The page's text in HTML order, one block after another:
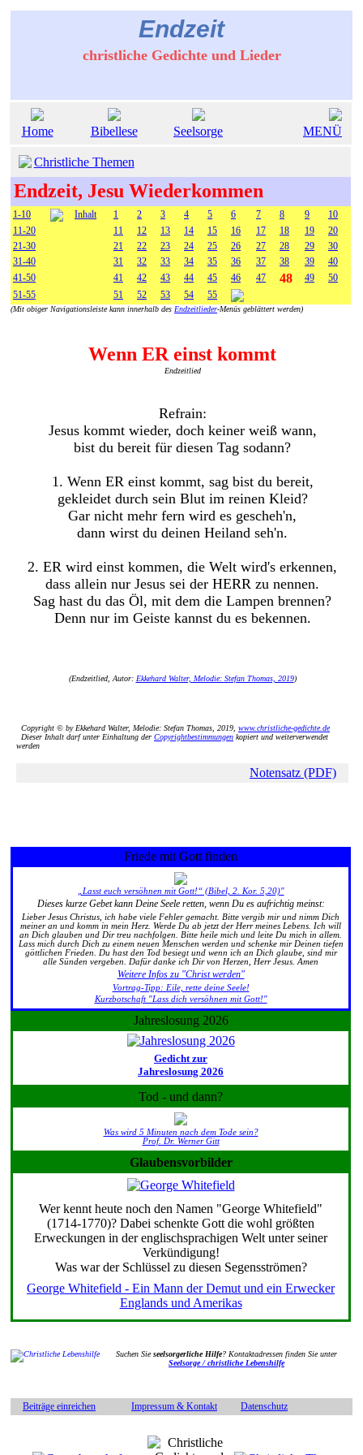
Endzeit
christliche Gedichte und Lieder
Home Bibellese Seelsorge MENÜ
Christliche Themen
Endzeit, Jesu Wiederkommen
1-10 Inhalt 1 2 3 4 5 6 7 8 9
10
11-20
11 12 13 14 15 16 17 18 19
20
21-30
21 22 23 24 25 26 27 28 29
30
31-40
31 32 33 34 35 36 37 38 39
40
41-50
41 42 43 44 45 46 47 48 49
50
51-55
51 52 53 54 55
(Mit obiger Navigationsleiste kann innerhalb des Endzeitlieder-Menüs geblättert werden)
Wenn ER einst kommt
Endzeitlied
Refrain:
Jesus kommt wieder, doch keiner weiß wann,
bist du bereit für diesen Tag sodann?
1. Wenn ER einst kommt, sag bist du bereit,
gekleidet durch sein Blut im reinen Kleid?
Gar nicht mehr fern wird es gescheh'n,
dann wirst du deinen Heiland seh'n.
2. ER wird einst kommen, die Welt wird's erkennen,
dass allein nur Jesus sei der HERR zu nennen.
Sag hast du das Öl, mit dem die Lampen brennen?
Denn nur im Geiste kannst du es bekennen.
(Endzeitlied, Autor: Ekkehard Walter, Melodie: Stefan Thomas, 2019)
Copyright © by Ekkehard Walter, Melodie: Stefan Thomas, 2019, www.christliche-gedichte.de
Dieser Inhalt darf unter Einhaltung der Copyrightbestimmungen kopiert und weiterverwendet
werden
Notensatz (PDF)
Friede mit Gott finden
„Lasst euch versöhnen mit Gott!“ (Bibel, 2. Kor. 5,20)"
Dieses kurze Gebet kann Deine Seele retten, wenn Du es aufrichtig meinst:
Lieber Jesus Christus, ich habe viele Fehler gemacht. Bitte vergib mir und nimm Dich
meiner an und komm in mein Herz. Werde Du ab jetzt der Herr meines Lebens. Ich will
an Dich glauben und Dir treu nachfolgen. Bitte heile mich und leite Du mich in allem.
Lass mich durch Dich zu einem neuen Menschen werden und schenke mir Deinen tiefen
göttlichen Frieden. Du hast den Tod besiegt und wenn ich an Dich glaube, sind mir
alle Sünden vergeben. Dafür danke ich Dir von Herzen, Herr Jesus. Amen
Weitere Infos zu "Christ werden"
Vortrag-Tipp: Eile, rette deine Seele!
Kurzbotschaft "Lass dich versöhnen mit Gott!"
Jahreslosung 2026
Gedicht zur
Jahreslosung 2026
Tod - und dann?
Was wird 5 Minuten nach dem Tode sein?
Prof. Dr. Werner Gitt
Glaubensvorbilder
Wer kennt heute noch den Namen "George Whitefield"
(1714-1770)? Dabei schenkte Gott die wohl größten
Erweckungen in der englischsprachigen Welt unter seiner
Verkündigung!
Was war der Schlüssel zu diesen Segensströmen?
George Whitefield - Ein Mann der Demut und ein Erwecker
Englands und Amerikas
Suchen Sieseelsorgerliche Hilfe? Kontaktadressen finden Sie unter
Seelsorge / christliche Lebenshilfe
Beiträge einreichen Impressum & Kontakt Datenschutz